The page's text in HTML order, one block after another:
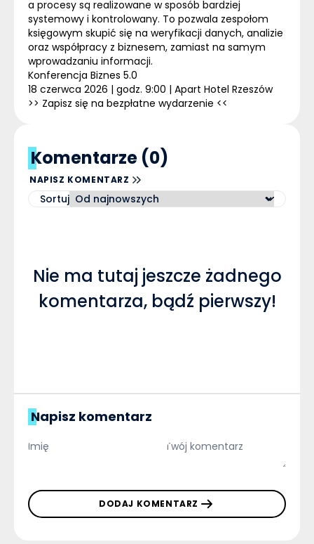
a procesy są realizowane w sposób bardziej
systemowy i kontrolowany. To pozwala zespołom
księgowym skupić się na weryfikacji danych, analizie
oraz współpracy z biznesem, zamiast na samym
wprowadzaniu informacji.
Konferencja Biznes 5.0
18 czerwca 2026 | godz. 9:00 | Apart Hotel Rzeszów
>> Zapisz się na bezpłatne wydarzenie <<
Komentarze (0)
NAPISZ KOMENTARZ
Sortuj
Nie ma tutaj jeszcze żadnego
komentarza, bądź pierwszy!
Napisz komentarz
DODAJ KOMENTARZ